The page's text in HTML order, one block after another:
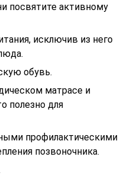
посвятите активному
исключив из него
обувь.
матрасе и
полезно для
профилактическими
позвоночника.